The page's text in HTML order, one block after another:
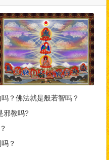
？佛法就是般若智吗？
邪教吗?
？